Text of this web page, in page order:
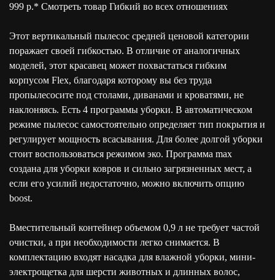
999 р.* Смотреть товар Гибкий во всех отношениях
Этот вертикальный пылесос средней ценовой категории
поражает своей гибкостью. В отличие от аналогичных
моделей, этот красавец может похвастаться гибким
корпусом Flex, благодаря которому вы без труда
пропылесосите под столами, диванами и кроватями, не
наклоняясь. Есть 4 программы уборки. В автоматическом
режиме пылесос самостоятельно определяет тип покрытия и
регулирует мощность всасывания. Для более долгой уборки
стоит воспользоваться режимом эко. Программа max
создана для уборки ковров и сильно загрязненных мест, а
если его усилий недостаточно, можно включить опцию
boost.
Вместительный контейнер объемом 0,9 л не требует частой
очистки, а при необходимости легко снимается. В
комплектацию входят насадка для влажной уборки, мини-
электрощетка для шерсти животных и длинных волос,